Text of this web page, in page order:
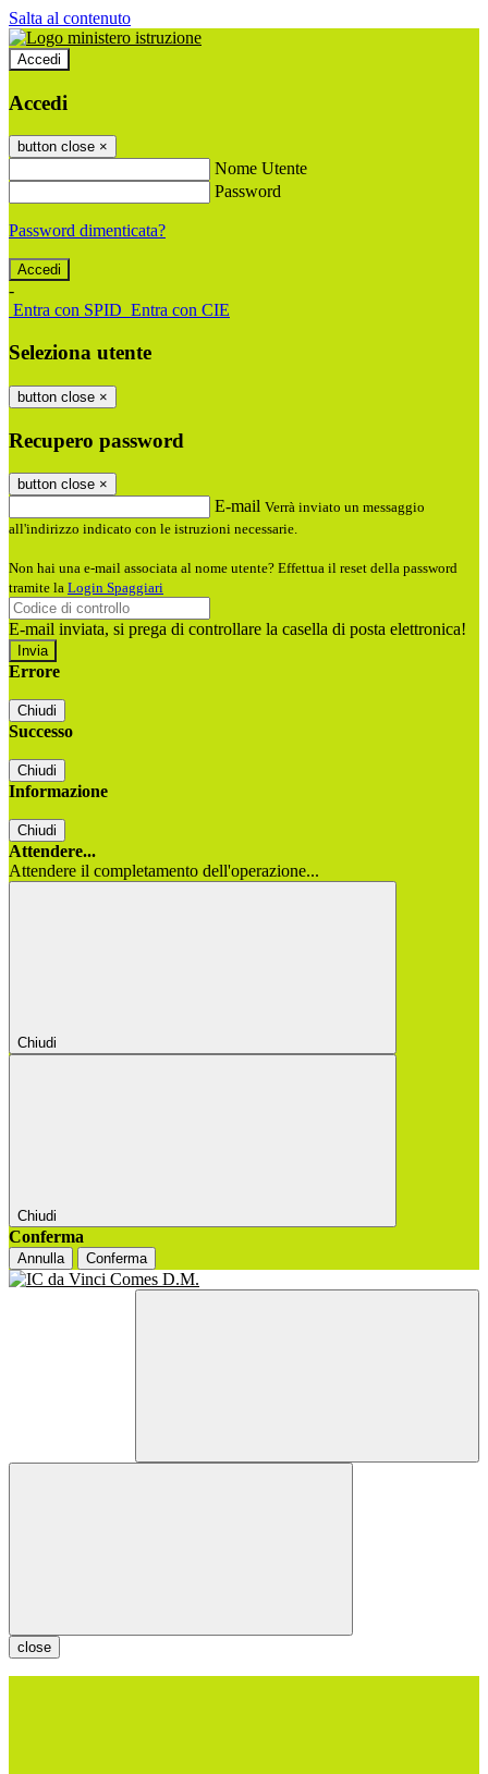
Salta al contenuto
Accedi
Accedi
button close ×
Nome Utente
Password
Password dimenticata?
-
Entra con SPID Entra con CIE
Seleziona utente
button close ×
Recupero password
button close ×
E-mail Verrà inviato un messaggio
all'indirizzo indicato con le istruzioni necessarie.
Non hai una e-mail associata al nome utente? Effettua il reset della password
tramite la Login Spaggiari
E-mail inviata, si prega di controllare la casella di posta elettronica!
Errore
Chiudi
Successo
Chiudi
Informazione
Chiudi
Attendere...
Attendere il completamento dell'operazione...
Chiudi
Chiudi
Conferma
Annulla Conferma
close